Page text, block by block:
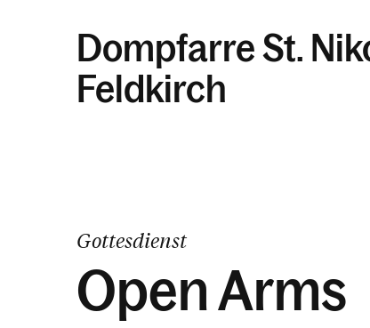
Dompfarre St.
Feldkirch
Gottesdienst
Open Arms